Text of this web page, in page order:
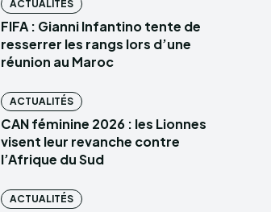
ACTUALITÉS
FIFA : Gianni Infantino tente de
resserrer les rangs lors d’une
réunion au Maroc
ACTUALITÉS
CAN féminine 2026 : les Lionnes
visent leur revanche contre
l’Afrique du Sud
ACTUALITÉS